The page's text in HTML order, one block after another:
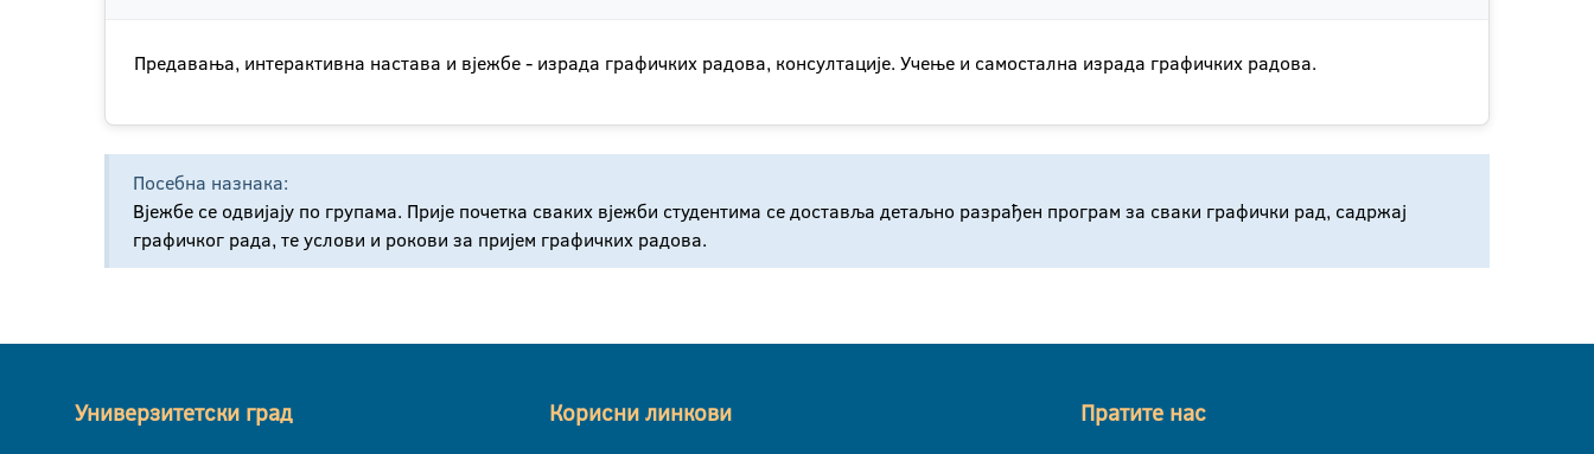
Предавања, интерактивна настава и вјежбе - израда графичких радова, консултације. Учење и самостална израда графичких радова.
Посебна назнака:
Вјежбе се одвијају по групама. Прије почетка сваких вјежби студентима се доставља детаљно разрађен програм за сваки графички рад, садржај
графичког рада, те услови и рокови за пријем графичких радова.
Универзитетски град Корисни линкови Пратите нас